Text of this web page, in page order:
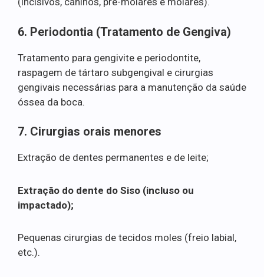
6. Periodontia (Tratamento de Gengiva)
Tratamento para gengivite e periodontite,
raspagem de tártaro subgengival e cirurgias
gengivais necessárias para a manutenção da saúde
óssea da boca.
7. Cirurgias orais menores
Extração de dentes permanentes e de leite;
Extração do dente do Siso (incluso ou
impactado);
Pequenas cirurgias de tecidos moles (freio labial,
etc.).